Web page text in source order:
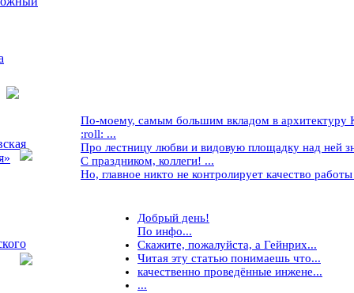
По-моему, самым большим вкладом в архитектуру
:roll: ...
Про лестницу любви и видовую площадку над ней
С праздником, коллеги! ...
Но, главное никто не контролирует качество
Добрый день!
По инфо...
Скажите, пожалуйста, а Гейнрих...
Читая эту статью понимаешь что...
качественно проведённые инжене...
...